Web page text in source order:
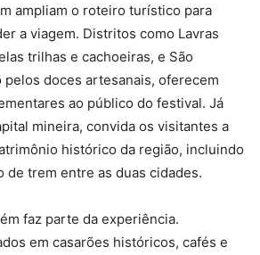
ampliam o roteiro turístico para
a viagem. Distritos como Lavras
trilhas e cachoeiras, e São
pelos doces artesanais, oferecem
ao público do festival. Já
mineira, convida os visitantes a
histórico da região, incluindo
de trem entre as duas cidades.
faz parte da experiência.
em casarões históricos, cafés e